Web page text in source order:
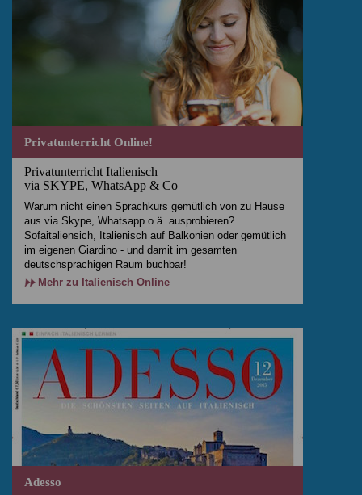
Privatunterricht Online!
Privatunterricht Italienisch
via SKYPE, WhatsApp & Co
Warum nicht einen Sprachkurs gemütlich von zu Hause
aus via Skype, Whatsapp o.ä. ausprobieren?
Sofaitaliensich, Italienisch auf Balkonien oder gemütlich
im eigenen Giardino - und damit im gesamten
deutschsprachigen Raum buchbar!
Mehr zu Italienisch Online
Adesso